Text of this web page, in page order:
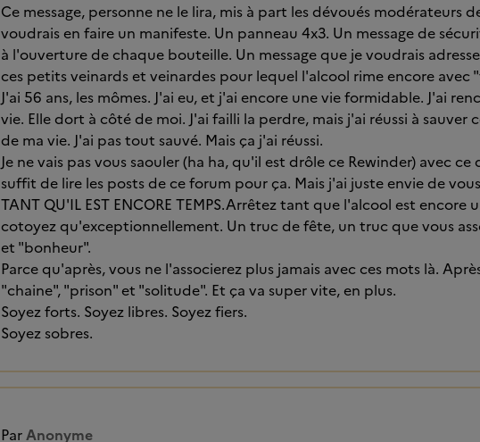
Ce message, personne ne le lira, mis à part les dévoués modérateurs
voudrais en faire un manifeste. Un panneau 4x3. Un message de
à l'ouverture de chaque bouteille. Un message que je voudrais
ces petits veinards et veinardes pour lequel l'alcool rime encore avec
J'ai 56 ans, les mômes. J'ai eu, et j'ai encore une vie formidable. J'ai
vie. Elle dort à côté de moi. J'ai failli la perdre, mais j'ai réussi à
de ma vie. J'ai pas tout sauvé. Mais ça j'ai réussi.
Je ne vais pas vous saouler (ha ha, qu'il est drôle ce Rewinder) avec ce
suffit de lire les posts de ce forum pour ça. Mais j'ai juste envie de
TANT QU'IL EST ENCORE TEMPS.Arrêtez tant que l'alcool est encore
cotoyez qu'exceptionnellement. Un truc de fête, un truc que vous
et "bonheur".
Parce qu'après, vous ne l'associerez plus jamais avec ces mots là.
"chaine", "prison" et "solitude". Et ça va super vite, en plus.
Soyez forts. Soyez libres. Soyez fiers.
Soyez sobres.
ParAnonyme